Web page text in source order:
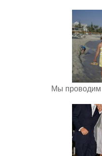
Мы проводим